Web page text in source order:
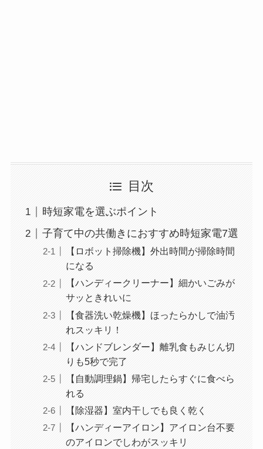
目次
時短家電を選ぶポイント
子育て中の共働きにおすすめ時短家電7選
【ロボット掃除機】外出時間が掃除時間
になる
【ハンディークリーナー】細かいごみが
サッときれいに
【食器洗い乾燥機】ほったらかしで油汚
れスッキリ！
【ハンドブレンダー】離乳食もみじん切
りも5秒で完了
【自動調理鍋】帰宅したらすぐに食べら
れる
【除湿器】室内干しでも良く乾く
【ハンディーアイロン】アイロン台不要
のアイロンでしわがスッキリ